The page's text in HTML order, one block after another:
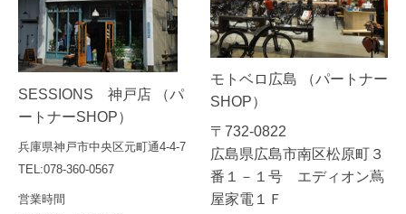
SESSIONS 神戸店 （パ
ートナーSHOP）
兵庫県神戸市中央区元町通4-4-7
TEL:078-360-0567
営業時間
モトベロ広島 （パートナー
SHOP）
〒732-0822
広島県広島市南区松原町３
番１－１号 エディオン蔦
屋家電１Ｆ